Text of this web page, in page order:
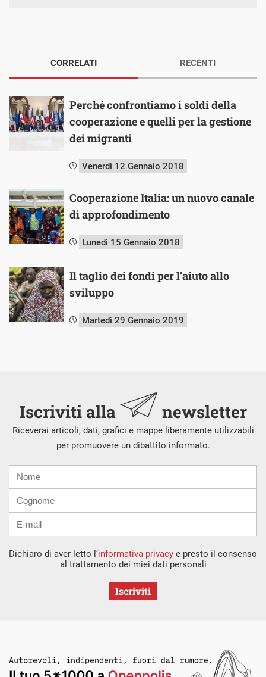
CORRELATI
Perché confrontiamo i soldi della
cooperazione e quelli per la gestione
dei migranti
Venerdì 12 Gennaio 2018
Cooperazione Italia: un nuovo canale
di approfondimento
Lunedì 15 Gennaio 2018
Il taglio dei fondi per l’aiuto allo
sviluppo
Martedì 29 Gennaio 2019
RECENTI
Iscriviti alla newsletter
Riceverai articoli, dati, grafici e mappe liberamente utilizzabili
per promuovere un dibattito informato.
mail
Dichiaro di aver letto l’informativa privacy e presto il consenso
al trattamento dei miei dati personali
Iscriviti